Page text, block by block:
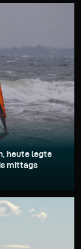
heute legte
mittags